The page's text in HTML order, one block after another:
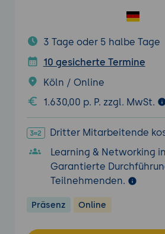
3 Tage oder 5 halbe Tage
10 gesicherte Termine
Köln / Online
1.630,00 p. P. zzgl. MwSt.
Dritter Mitarbeitende
Learning & Networking
Garantierte
Teilnehmenden.
Präsenz Online